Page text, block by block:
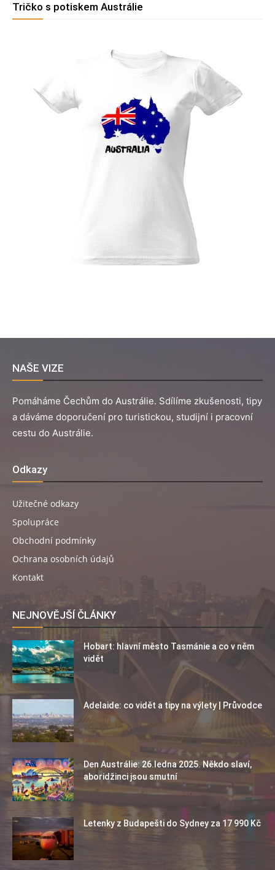
Tričko s potiskem Austrálie
NAŠE VIZE
Pomáháme Čechům do Austrálie. Sdílíme zkušenosti, tipy
a dáváme doporučení pro turistickou, studijní i pracovní
cestu do Austrálie.
Odkazy
Užitečné odkazy
Spolupráce
Obchodní podmínky
Ochrana osobních údajů
Kontakt
NEJNOVĚJŠÍ ČLÁNKY
Hobart: hlavní město Tasmánie a co v něm
vidět
Adelaide: co vidět a tipy na výlety | Průvodce
Den Austrálie: 26.ledna 2025. Někdo slaví,
aboridžinci jsou smutní
Letenky z Budapešti do Sydney za 17 990 Kč